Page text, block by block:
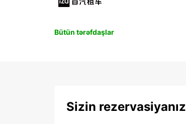
Bütün tərəfdaşlar
Sizin rezervasiyanız